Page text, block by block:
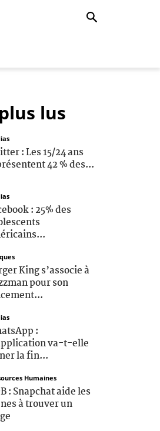
lus
: Les 15/24 ans
42 % des...
: 25% des
King s’associe à
pour son
:
va-t-elle
la fin...
Humaines
: Snapchat aide les
à trouver un